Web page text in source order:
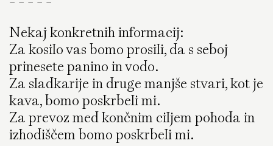
Nekaj ​​konkretnih informacij:
Za kosilo vas bomo prosili, da s seboj
prinesete panino in vodo.
Za sladkarije in druge manjše stvari, kot je
kava, bomo poskrbeli mi.
Za prevoz med končnim ciljem pohoda in
izhodiščem bomo poskrbeli mi.